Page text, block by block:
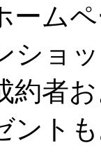
ム
ショ
約者
ント